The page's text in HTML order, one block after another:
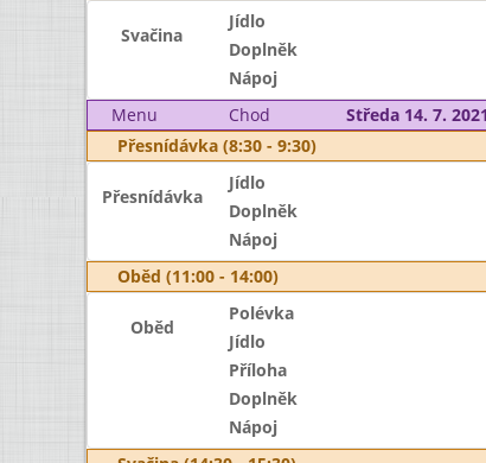
Svačina
Jídlo
Doplněk
Nápoj
Menu
Chod Středa 14. 7. 2021
Přesnídávka (8:30 - 9:30)
Přesnídávka
Jídlo
Doplněk
Nápoj
Oběd (11:00 - 14:00)
Oběd
Polévka
Jídlo
Příloha
Doplněk
Nápoj